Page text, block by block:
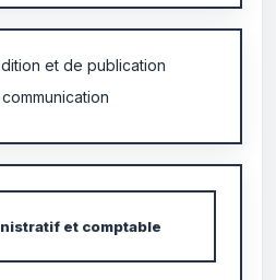
et de publication
et comptable